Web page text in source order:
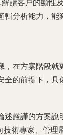
讀客戶的顯
分析能力，
在方案階段
的前提下，具
嚴謹的方案
術專家、管理